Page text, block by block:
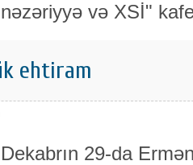
nəzəriyyə və XSİ"
ehtiram
Dekabrın 29-da